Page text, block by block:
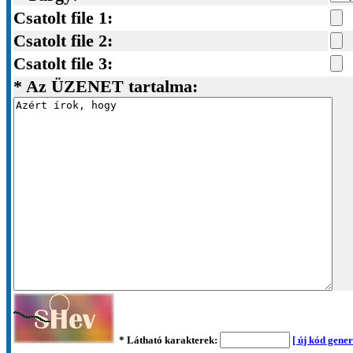
Csatolt file 1:
Csatolt file 2:
Csatolt file 3:
* Az ÜZENET tartalma:
* Látható karakterek: [ új kód